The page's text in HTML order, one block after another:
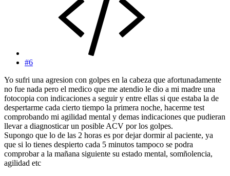
#6
Yo sufri una agresion con golpes en la cabeza que afortunadamente
no fue nada pero el medico que me atendio le dio a mi madre una
fotocopia con indicaciones a seguir y entre ellas si que estaba la de
despertarme cada cierto tiempo la primera noche, hacerme test
comprobando mi agilidad mental y demas indicaciones que pudieran
llevar a diagnosticar un posible ACV por los golpes.
Supongo que lo de las 2 horas es por dejar dormir al paciente, ya
que si lo tienes despierto cada 5 minutos tampoco se podra
comprobar a la mañana siguiente su estado mental, somñolencia,
agilidad etc